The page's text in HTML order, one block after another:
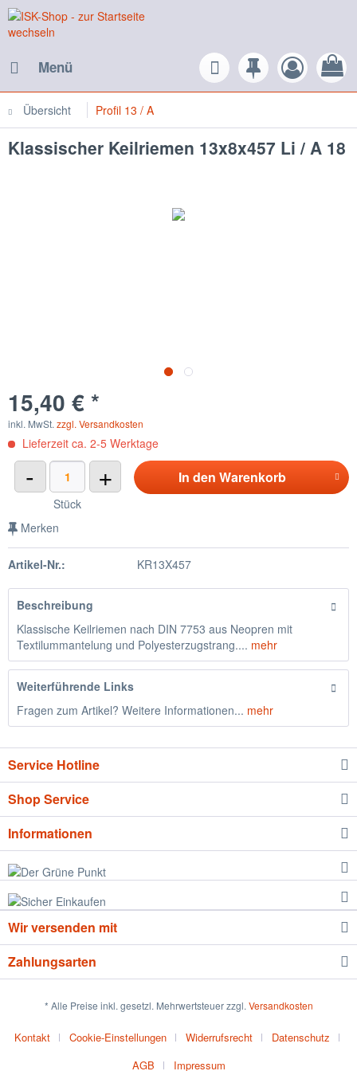
Menü
Übersicht Profil 13 / A
Klassischer Keilriemen 13x8x457 Li / A 18
15,40 € *
inkl. MwSt. zzgl. Versandkosten
Lieferzeit ca. 2-5 Werktage
- +
Stück
In den Warenkorb
Merken
Artikel-Nr.: KR13X457
Beschreibung
Klassische Keilriemen nach DIN 7753 aus Neopren mit
Textilummantelung und Polyesterzugstrang.... mehr
Weiterführende Links
Fragen zum Artikel? Weitere Informationen... mehr
Service Hotline
Shop Service
Informationen
Wir versenden mit
Zahlungsarten
* Alle Preise inkl. gesetzl. Mehrwertsteuer zzgl. Versandkosten
Kontakt Cookie-Einstellungen Widerrufsrecht
Datenschutz
AGB
Impressum